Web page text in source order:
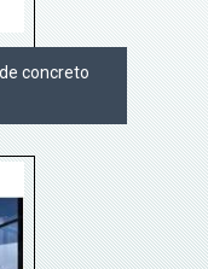
concreto